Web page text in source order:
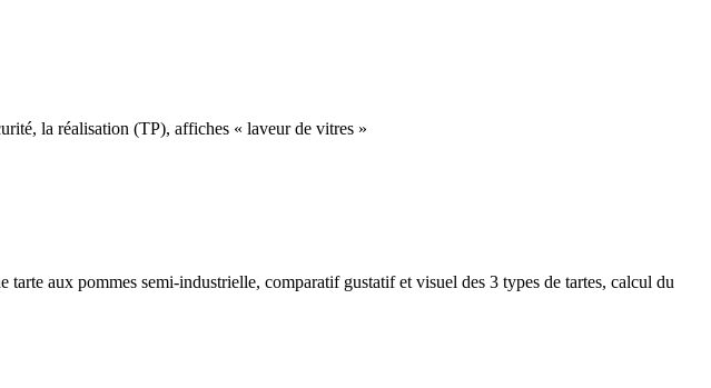
la réalisation (TP), affiches « laveur de vitres »
aux pommes semi-industrielle, comparatif gustatif et visuel des 3 types de tartes, calcul du